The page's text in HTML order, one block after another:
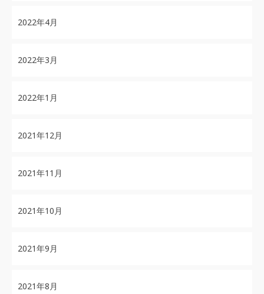
2022年4月
2022年3月
2022年1月
2021年12月
2021年11月
2021年10月
2021年9月
2021年8月